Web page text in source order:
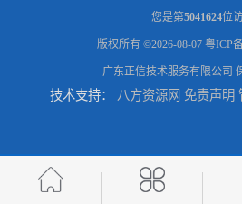
软件系统验收测试？软件验收测评的标准及政策依据？软件验收测评服务内容？ 软
您是第5041624位
版权所有 ©2026-08-07 粤ICP
广东正信技术服务有限公司
技术支持： 八方资源网 免责声明